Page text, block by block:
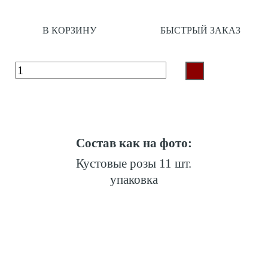
В КОРЗИНУ БЫСТРЫЙ ЗАКАЗ
Состав как на фото:
Кустовые розы 11 шт.
упаковка